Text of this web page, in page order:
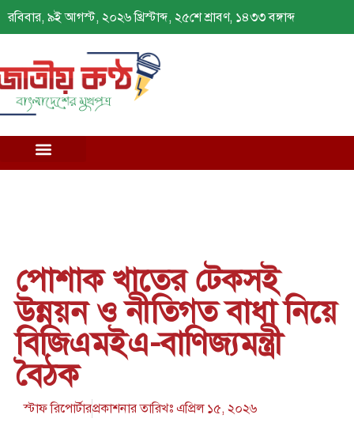
রবিবার, ৯ই আগস্ট, ২০২৬ খ্রিস্টাব্দ, ২৫শে শ্রাবণ, ১৪৩৩ বঙ্গাব্দ
পোশাক খাতের টেকসই
উন্নয়ন ও নীতিগত বাধা নিয়ে
বিজিএমইএ-বাণিজ্যমন্ত্রী
বৈঠক
স্টাফ রিপোর্টারপ্রকাশনার তারিখঃএপ্রিল ১৫, ২০২৬